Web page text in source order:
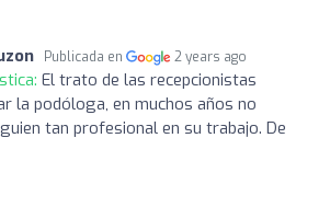
Publicada en 2 years ago
El trato de las recepcionistas
la podóloga, en muchos años no
tan profesional en su trabajo. De